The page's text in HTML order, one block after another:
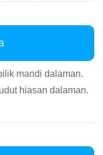
mandi dalaman.
hiasan dalaman.